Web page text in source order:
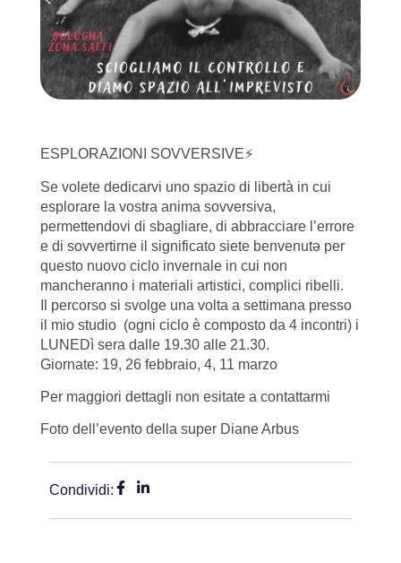
ESPLORAZIONI SOVVERSIVE⚡️
Se volete dedicarvi uno spazio di libertà in cui
esplorare la vostra anima sovversiva,
permettendovi di sbagliare, di abbracciare l’errore
e di sovvertirne il significato siete benvenutə per
questo nuovo ciclo invernale in cui non
mancheranno i materiali artistici, complici ribelli.
Il percorso si svolge una volta a settimana presso
il mio studio (ogni ciclo è composto da 4 incontri) i
LUNEDì sera dalle 19.30 alle 21.30.
Giornate: 19, 26 febbraio, 4, 11 marzo
Per maggiori dettagli non esitate a contattarmi
Foto dell’evento della super Diane Arbus
Condividi: